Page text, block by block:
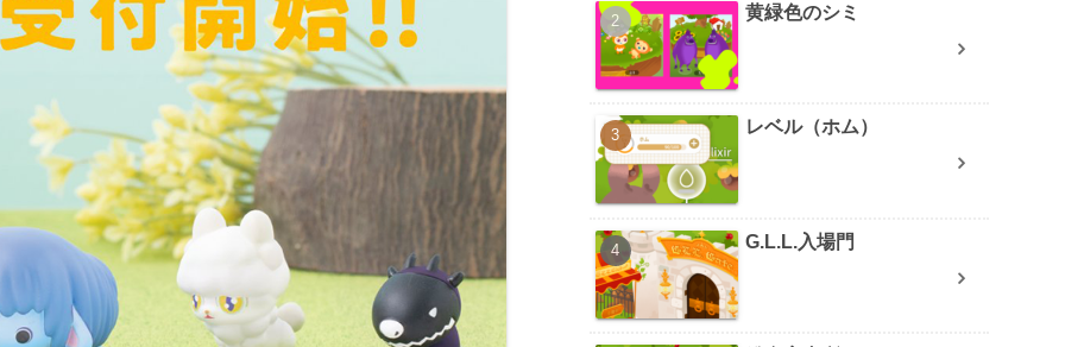
黄緑色のシミ
レベル（ホム）
G.L.L.入場門